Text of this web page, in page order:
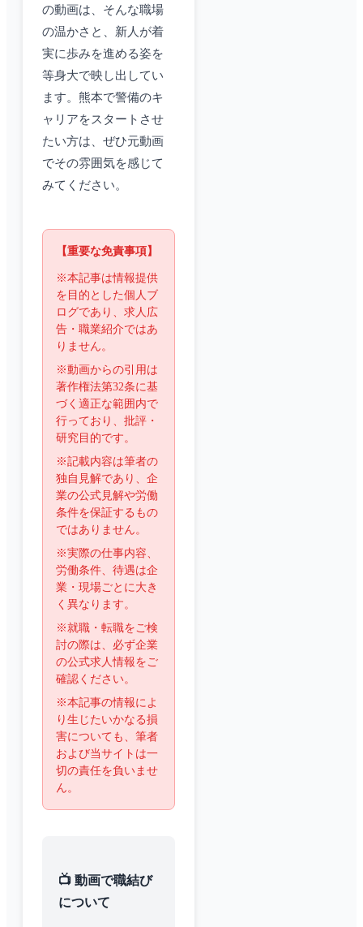
の動画は、そんな職場
の温かさと、新人が着
実に歩みを進める姿を
等身大で映し出してい
ます。熊本で警備のキ
ャリアをスタートさせ
たい方は、ぜひ元動画
でその雰囲気を感じて
みてください。
【重要な免責事項】
※本記事は情報提供
を目的とした個人ブ
ログであり、求人広
告・職業紹介ではあ
りません。
※動画からの引用は
著作権法第32条に基
づく適正な範囲内で
行っており、批評・
研究目的です。
※記載内容は筆者の
独自見解であり、企
業の公式見解や労働
条件を保証するもの
ではありません。
※実際の仕事内容、
労働条件、待遇は企
業・現場ごとに大き
く異なります。
※就職・転職をご検
討の際は、必ず企業
の公式求人情報をご
確認ください。
※本記事の情報によ
り生じたいかなる損
害についても、筆者
および当サイトは一
切の責任を負いませ
ん。
📺 動画で職結び
について